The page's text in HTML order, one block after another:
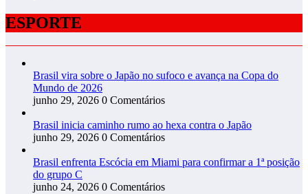
ESPORTE
Brasil vira sobre o Japão no sufoco e avança na Copa do
Mundo de 2026
junho 29, 2026 0 Comentários
Brasil inicia caminho rumo ao hexa contra o Japão
junho 29, 2026 0 Comentários
Brasil enfrenta Escócia em Miami para confirmar a 1ª posição
do grupo C
junho 24, 2026 0 Comentários